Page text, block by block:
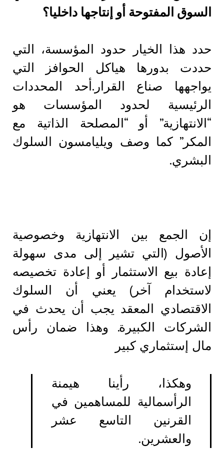
السوق المفتوحة أو إنتاجها داخليا؟
حدد هذا الخيار حدود المؤسسة، التي
حددت بدورها هياكل الحوافز التي
يواجهها صناع القرار.أحد المحددات
الرئيسية لحدود المؤسسات هو
“الانتهازية” أو “المصلحة الذاتية مع
المكر” كما وصف ويليامسون السلوك
البشري.
إن الجمع بين الانتهازية وخصوصية
الأصول (التي تشير إلى مدى سهولة
إعادة بيع الاستثمار أو إعادة تخصيصه
لاستخدام آخر) يعني أن السلوك
الاقتصادي المعقد يجب أن يحدث في
الشركات الكبيرة. وهذا ضمان رأس
مال إستثماري كبير
وهكذا، رأينا هيمنة
الرأسمالية للمساهمين في
القرنين التاسع عشر
والعشرين.